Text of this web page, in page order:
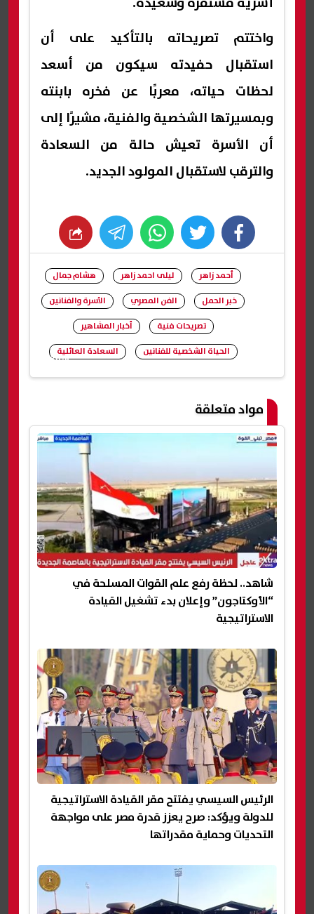
واختتم تصريحاته بالتأكيد على أن
استقبال حفيدته سيكون من أسعد
لحظات حياته، معربًا عن فخره بابنته
وبمسيرتها الشخصية والفنية، مشيرًا إلى
أن الأسرة تعيش حالة من السعادة
والترقب لاستقبال المولود الجديد.
facebook
twitter
whats
شارك
أحمد زاهر ليلى احمد زاهر
هشام جمال
خبر الحمل
الفن المصري
الأسرة والفنانين
تصريحات فنية
أخبار المشاهير
الحياة الشخصية للفنانين
السعادة العائلية
مواد متعلقة
شاهد.. لحظة رفع علم القوات المسلحة في
“الأوكتاجون” وإعلان بدء تشغيل القيادة
الاستراتيجية
الرئيس السيسي يفتتح مقر القيادة الاستراتيجية
للدولة ويؤكد: صرح يعزز قدرة مصر على مواجهة
التحديات وحماية مقدراتها